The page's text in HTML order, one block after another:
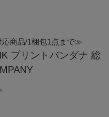
商品/1梱包1点まで≫
プリントバンダナ 総